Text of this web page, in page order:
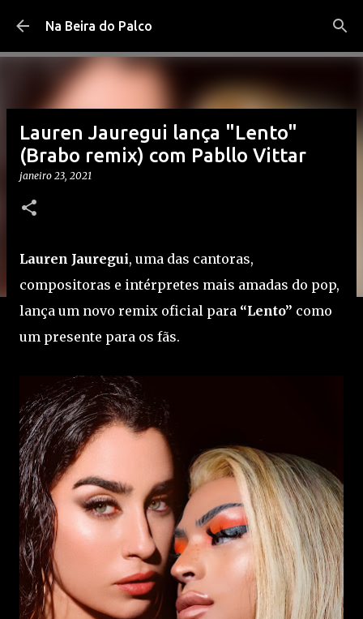
Pular para o conteúdo principal
Na Beira do Palco
Lauren Jauregui lança "Lento"
(Brabo remix) com Pabllo Vittar
janeiro 23, 2021
Lauren Jauregui, uma das cantoras,
compositoras e intérpretes mais amadas do pop,
lança um novo remix oficial para “Lento” como
um presente para os fãs.